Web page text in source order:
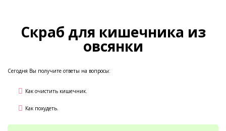
Скраб для кишечника из
овсянки
Сегодня Вы получите ответы на вопросы:
Как очистить кишечник.
Как похудеть.